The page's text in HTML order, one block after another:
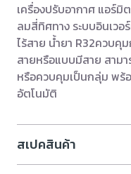
เครื่องปรับอากาศ แอร์มิ
ลมสี่ทิศทาง ระบบอินเวอ
ไร้สาย น้ำยา R32ควบคุ
สายหรือแบบมีสาย สาม
หรือควบคุมเป็นกลุ่ม พร้
อัตโนมัติ
สเปคสินค้า